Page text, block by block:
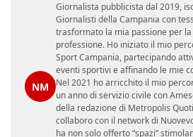
NM
Giornalista pubblicista dal 2019,
Giornalisti della Campania con
trasformato la mia passione per
professione. Ho iniziato il mio
Sport Campania, partecipando
eventi sportivi e affinando le mie
Nel 2021 ho arricchito il mio
un anno di servizio civile con
della redazione di Metropolis
collaboro con il network di
ha non solo offerto “spazi”